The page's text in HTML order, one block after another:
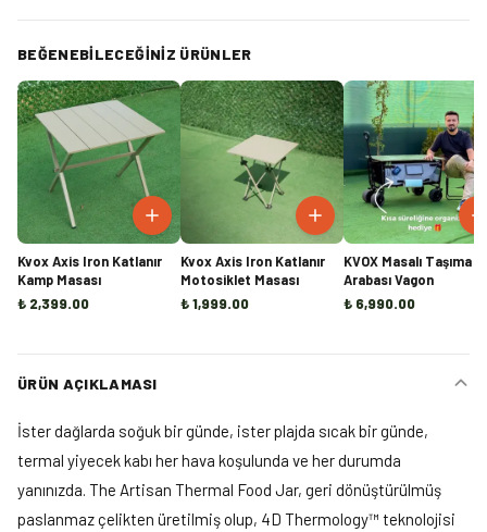
BEĞENEBILECEĞINIZ ÜRÜNLER
Kvox Axis Iron Katlanır
Kamp Masası
₺ 2,399.00
Kvox Axis Iron Katlanır
Motosiklet Masası
₺ 1,999.00
KVOX Masalı Taşıma
Arabası Vagon
₺ 6,990.00
ÜRÜN AÇIKLAMASI
İster dağlarda soğuk bir günde, ister plajda sıcak bir günde,
termal yiyecek kabı her hava koşulunda ve her durumda
yanınızda. The Artisan Thermal Food Jar, geri dönüştürülmüş
paslanmaz çelikten üretilmiş olup, 4D Thermology™ teknolojisi